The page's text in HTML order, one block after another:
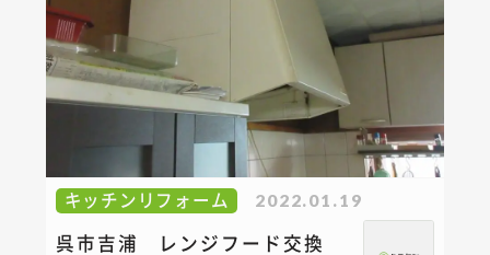
キッチンリフォーム 2022.01.19
呉市吉浦 レンジフード交換